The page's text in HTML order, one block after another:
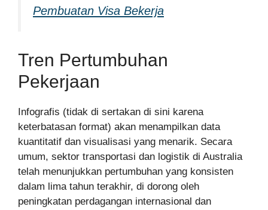
Pembuatan Visa Bekerja
Tren Pertumbuhan
Pekerjaan
Infografis (tidak di sertakan di sini karena
keterbatasan format) akan menampilkan data
kuantitatif dan visualisasi yang menarik. Secara
umum, sektor transportasi dan logistik di Australia
telah menunjukkan pertumbuhan yang konsisten
dalam lima tahun terakhir, di dorong oleh
peningkatan perdagangan internasional dan